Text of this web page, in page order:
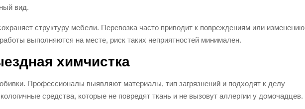
вид.
структуру мебели. Перевозка часто приводит к повреждениям или изменению
выполняются на месте, риск таких неприятностей минимален.
химчистка
Профессионалы выявляют материалы, тип загрязнений и подходят к делу
средства, которые не повредят ткань и не вызовут аллергии у домочадцев.